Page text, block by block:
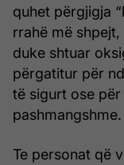
quhet përgjigja
rrahë më
duke shtuar
përgatitur për
të sigurt ose
pashmangshme.
Te personat që